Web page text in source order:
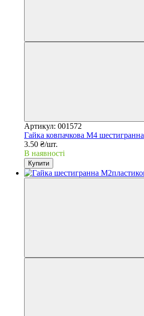
Артикул: 001572
Гайка ковпачкова М4 шестигранна
3.50 ₴/шт.
В наявності
Купити